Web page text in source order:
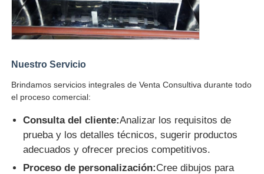
Nuestro Servicio
Brindamos servicios integrales de Venta Consultiva durante todo
el proceso comercial:
Consulta del cliente:Analizar los requisitos de
prueba y los detalles técnicos, sugerir productos
adecuados y ofrecer precios competitivos.
Proceso de personalización:Cree dibujos para